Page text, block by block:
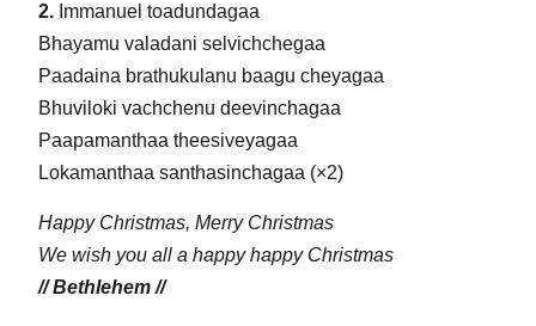
2.Immanuel toadundagaa
Bhayamu valadani selvichchegaa
Paadaina brathukulanu baagu cheyagaa
Bhuviloki vachchenu deevinchagaa
Paapamanthaa theesiveyagaa
Lokamanthaa santhasinchagaa (×2)
Happy Christmas, Merry Christmas
We wish you all a happy happy Christmas
// Bethlehem //